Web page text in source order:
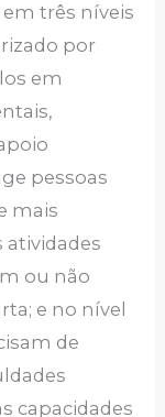
três níveis
por
em
pessoas
mais
atividades
ou não
e no nível
de
capacidades